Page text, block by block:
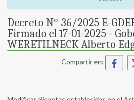
Decreto Nº 36/2025 E-
Firmado el 17-01-2025 -
WERETILNECK Alberto
Compartir en: